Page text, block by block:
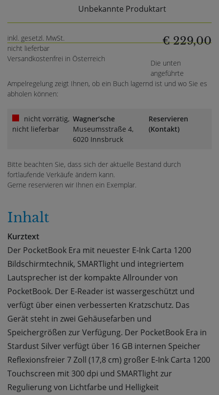
Unbekannte Produktart
inkl. gesetzl. MwSt.
nicht lieferbar
Versandkostenfrei in Österreich
€ 229,00
Die unten
angeführte
Ampelregelung zeigt Ihnen, ob ein Buch lagernd ist und wo Sie es
abholen können:
nicht vorrätig,
nicht lieferbar
Wagner‘sche
Museumsstraße 4,
6020 Innsbruck
Reservieren
(Kontakt)
Bitte beachten Sie, dass sich der aktuelle Bestand durch
fortlaufende Verkäufe ändern kann.
Gerne reservieren wir Ihnen ein Exemplar.
Inhalt
Kurztext
Der PocketBook Era mit neuester E-Ink Carta 1200
Bildschirmtechnik, SMARTlight und integriertem
Lautsprecher ist der kompakte Allrounder von
PocketBook. Der E-Reader ist wassergeschützt und
verfügt über einen verbesserten Kratzschutz. Das
Gerät steht in zwei Gehäusefarben und
Speichergrößen zur Verfügung. Der PocketBook Era in
Stardust Silver verfügt über 16 GB internen Speicher
Reflexionsfreier 7 Zoll (17,8 cm) großer E-Ink Carta 1200
Touchscreen mit 300 dpi und SMARTlight zur
Regulierung von Lichtfarbe und Helligkeit